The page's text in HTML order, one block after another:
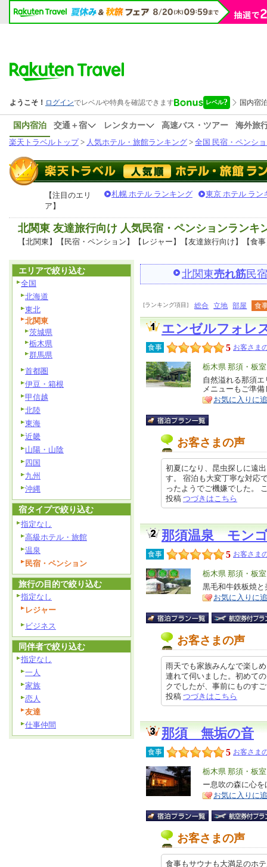
国内宿泊 交通＋宿 レンタカー 高速バス・ツアー
海外旅
楽天トラベルトップ> 人気ホテル・旅館ランキング > 全国 民宿・ペンシ
【注目のエリ
ア】
札幌 ホテル ランキング 東京 ホテル ラン
北関東 友達旅行向け 人気民宿・ペンションランキ
【北関東】【民宿・ペンション】【レジャー】【友達旅行向け】【食
北関東売れ筋民
[ランキング項目] 総合 立地 部屋 食
エンゼルフォレ
食事 5 お客さま
エ
リ
ア
栃木県 那須・板
特
徴
自然溢れる那須
メニューもご準
お気に入りに
お客さまの声
初夏になり、昆虫探しに遠
す。 宿泊も大変丁寧な対応
ったようでご機嫌でした。
投稿 つづきはこちら
那須温泉 モン
食事 5 お客さま
エ
リ
ア
栃木県 那須・板
特
徴
黒毛和牛鉄板焼
お気に入りに
お客さまの声
雨天でも家族みんなで楽し
連れて伺いました。初めて
クでしたが、事前にものす
投稿 つづきはこちら
那須 無垢の音
食事 5 お客さま
エ
リ
ア
栃木県 那須・板
特
徴
ー息吹の森に心
お気に入りに
お客さまの声
食事もサウナも大満足のホ
エリアで絞り込む
全国
北海道
東北
北関東
茨城県
栃木県
群馬県
首都圏
伊豆・箱根
甲信越
北陸
東海
近畿
山陽・山陰
四国
九州
沖縄
宿タイプで絞り込む
指定なし
高級ホテル・旅館
温泉
民宿・ペンション
旅行の目的で絞り込む
指定なし
レジャー
ビジネス
同伴者で絞り込む
指定なし
一人
家族
恋人
友達
仕事仲間